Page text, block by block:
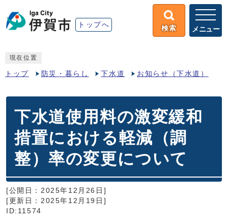
トップへ 検索 メニュー
現在位置
トップ 防災・暮らし 下水道 お知らせ（下水道）
下水道使用料の激変緩和
措置における軽減（調
整）率の変更について
[公開日：2025年12月26日]
[更新日：2025年12月19日]
ID:11574